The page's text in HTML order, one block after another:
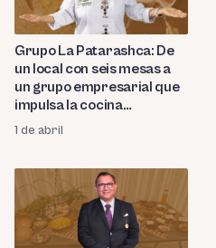
Grupo La Patarashca: De
un local con seis mesas a
un grupo empresarial que
impulsa la cocina
amazónica hace más de 30
1 de abril